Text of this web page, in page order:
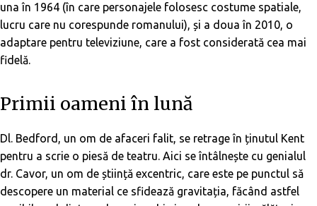
una în 1964 (în care personajele folosesc costume spatiale,
lucru care nu corespunde romanului), și a doua în 2010, o
adaptare pentru televiziune, care a fost considerată cea mai
fidelă.
Primii oameni în lună
Dl. Bedford, un om de afaceri falit, se retrage în ținutul Kent
pentru a scrie o piesă de teatru. Aici se întâlnește cu genialul
dr. Cavor, un om de știință excentric, care este pe punctul să
descopere un material ce sfidează gravitația, făcând astfel